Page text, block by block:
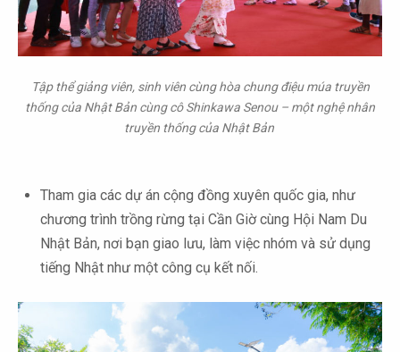
Tập thể giảng viên, sinh viên cùng hòa chung điệu múa truyền
thống của Nhật Bản cùng cô Shinkawa Senou – một nghệ nhân
truyền thống của Nhật Bản
Tham gia các dự án cộng đồng xuyên quốc gia, như
chương trình trồng rừng tại Cần Giờ cùng Hội Nam Du
Nhật Bản, nơi bạn giao lưu, làm việc nhóm và sử dụng
tiếng Nhật như một công cụ kết nối.